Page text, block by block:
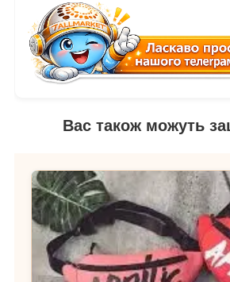
Вас також можуть